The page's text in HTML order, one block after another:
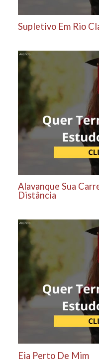
Supletivo Em Rio
Alavanque Sua
Distância
Eja Perto De Mim